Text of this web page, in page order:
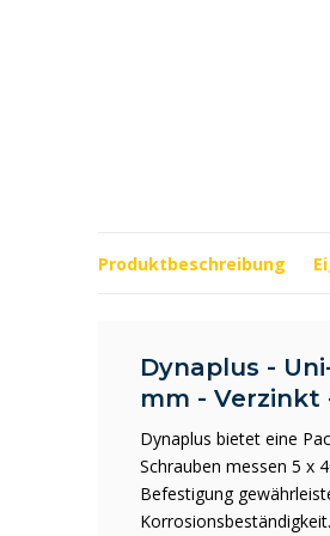
Produktbeschreibung
Dynaplus -
mm - Verzinkt
Dynaplus bietet eine
Schrauben messen 5 x
Befestigung